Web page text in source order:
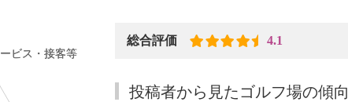
総合評価 4.1
投稿者から見たゴルフ場の傾向